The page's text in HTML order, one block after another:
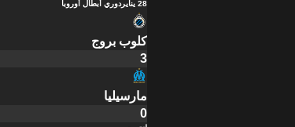
28 يناير دوري أبطال أوروبا
كلوب بروج
3
مارسيليا
0